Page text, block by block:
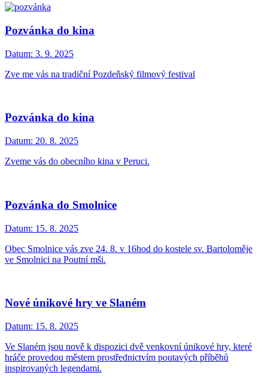
Pozvánka do kina
Datum: 3. 9. 2025
Zve me vás na tradiční Pozdeňský filmový festival
Pozvánka do kina
Datum: 20. 8. 2025
Zveme vás do obecního kina v Peruci.
Pozvánka do Smolnice
Datum: 15. 8. 2025
Obec Smolnice vás zve 24. 8. v 16hod do kostele sv. Bartoloměje
ve Smolnici na Poutní mši.
Nové únikové hry ve Slaném
Datum: 15. 8. 2025
Ve Slaném jsou nově k dispozici dvě venkovní únikové hry, které
hráče provedou městem prostřednictvím poutavých příběhů
inspirovaných legendami.